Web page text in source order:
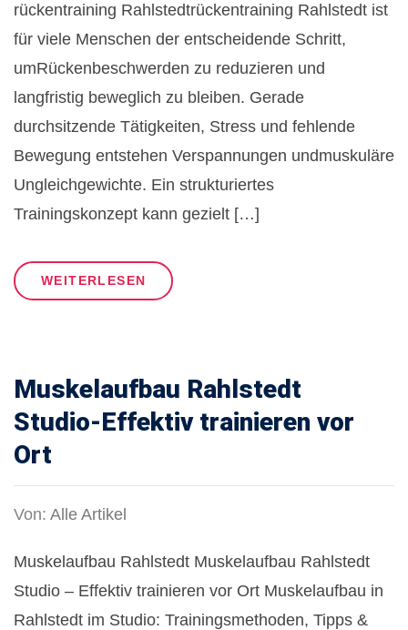
rückentraining Rahlstedtrückentraining Rahlstedt ist
für viele Menschen der entscheidende Schritt,
umRückenbeschwerden zu reduzieren und
langfristig beweglich zu bleiben. Gerade
durchsitzende Tätigkeiten, Stress und fehlende
Bewegung entstehen Verspannungen undmuskuläre
Ungleichgewichte. Ein strukturiertes
Trainingskonzept kann gezielt […]
WEITERLESEN
Muskelaufbau Rahlstedt
Studio-Effektiv trainieren vor
Ort
Von: Alle Artikel
Muskelaufbau Rahlstedt Muskelaufbau Rahlstedt
Studio – Effektiv trainieren vor Ort Muskelaufbau in
Rahlstedt im Studio: Trainingsmethoden, Tipps &